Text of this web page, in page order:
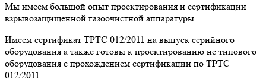
Мы имеем большой опыт проектирования и сертификации
взрывозащищенной газоочистной аппаратуры.
Имеем сертификат ТРТС 012/2011 на выпуск серийного
оборудования а также готовы к проектированию не типового
оборудования с прохождением сертификации по ТРТС
012/2011.